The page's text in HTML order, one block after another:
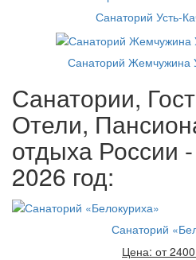
Санаторий Усть-
Санаторий Жемчужина
Санатории,
Отели,
отдыха России
2026 год:
Санаторий
Цена: от